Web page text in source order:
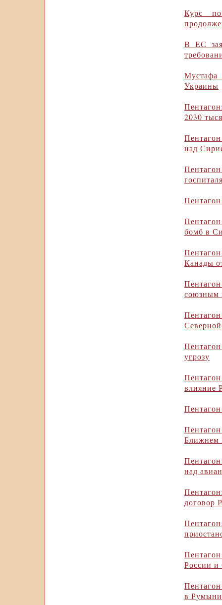
Курс по
В ЕС
Украины
2030
над
бомб в
Канады
союзным
угрозу
влияние
Ближнем
над
договор
России
в